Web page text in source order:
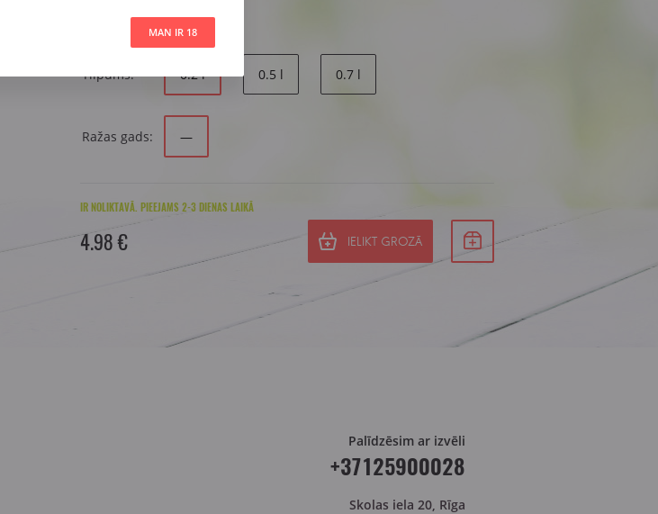
Ukraina
Tilpums: 0.2 l 0.5 l 0.7 l
Ražas gads: —
IR NOLIKTAVĀ. PIEEJAMS 2-3 DIENAS LAIKĀ
4.98 € IELIKT GROZĀ
Palīdzēsim ar izvēli
+37125900028
Skolas iela 20, Rīga
MAN IR 18